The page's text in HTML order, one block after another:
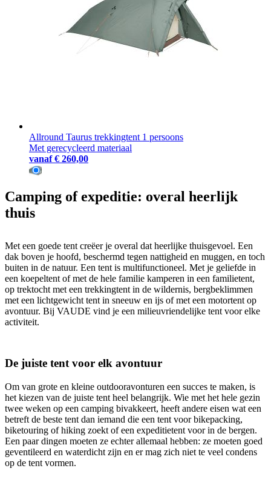
Allround Taurus trekkingtent 1 persoons
Met gerecycleerd materiaal
vanaf € 260,00
Camping of expeditie: overal heerlijk
thuis
Met een goede tent creëer je overal dat heerlijke thuisgevoel. Een
dak boven je hoofd, beschermd tegen nattigheid en muggen, en toch
buiten in de natuur. Een tent is multifunctioneel. Met je geliefde in
een koepeltent of met de hele familie kamperen in een familietent,
op trektocht met een trekkingtent in de wildernis, bergbeklimmen
met een lichtgewicht tent in sneeuw en ijs of met een motortent op
avontuur. Bij VAUDE vind je een milieuvriendelijke tent voor elke
activiteit.
De juiste tent voor elk avontuur
Om van grote en kleine outdooravonturen een succes te maken, is
het kiezen van de juiste tent heel belangrijk. Wie met het hele gezin
twee weken op een camping bivakkeert, heeft andere eisen wat een
betreft de beste tent dan iemand die een tent voor bikepacking,
biketouring of hiking zoekt of een expeditietent voor in de bergen.
Een paar dingen moeten ze echter allemaal hebben: ze moeten goed
geventileerd en waterdicht zijn en er mag zich niet te veel condens
op de tent vormen.